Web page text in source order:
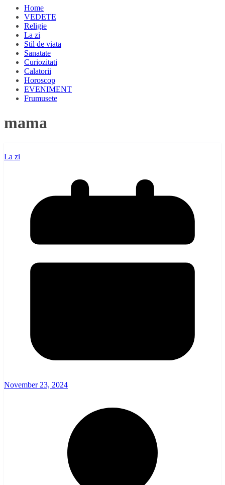
Home
VEDETE
Religie
La zi
Stil de viata
Sanatate
Curiozitati
Calatorii
Horoscop
EVENIMENT
Frumusete
mama
La zi
November 23, 2024